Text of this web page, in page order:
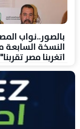
بالصور..نواب
النسخة السابعة
اتغربنا مصر تقربنا"